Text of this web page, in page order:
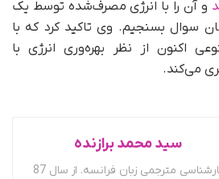
و آن را با انرژی مصرف‌شده توسط یک
سوال بسنجیم. وی تاکید کرد که با
اکنون از نظر بهره‌وری انرژی با
می‌کند.
سید محمد برازنده
کارشناسی مترجمی زبان فرانسه. از سال 87